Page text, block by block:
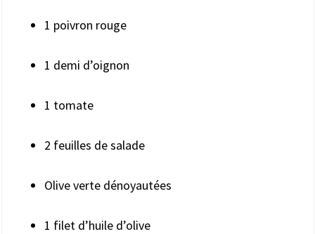
1 poivron rouge
1 demi d’oignon
1 tomate
2 feuilles de salade
Olive verte dénoyautées
1 filet d’huile d’olive